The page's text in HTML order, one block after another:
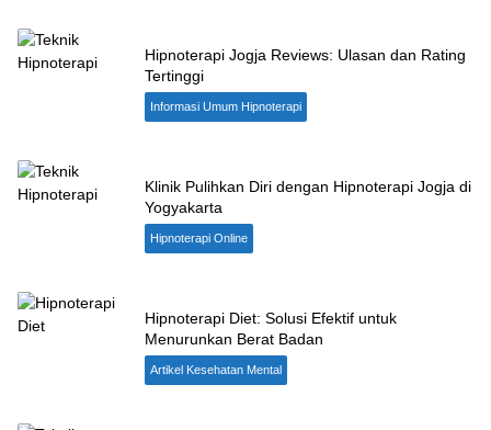
Hipnoterapi Jogja Reviews: Ulasan dan Rating
Tertinggi
Informasi Umum Hipnoterapi
Klinik Pulihkan Diri dengan Hipnoterapi Jogja di
Yogyakarta
Hipnoterapi Online
Hipnoterapi Diet: Solusi Efektif untuk
Menurunkan Berat Badan
Artikel Kesehatan Mental